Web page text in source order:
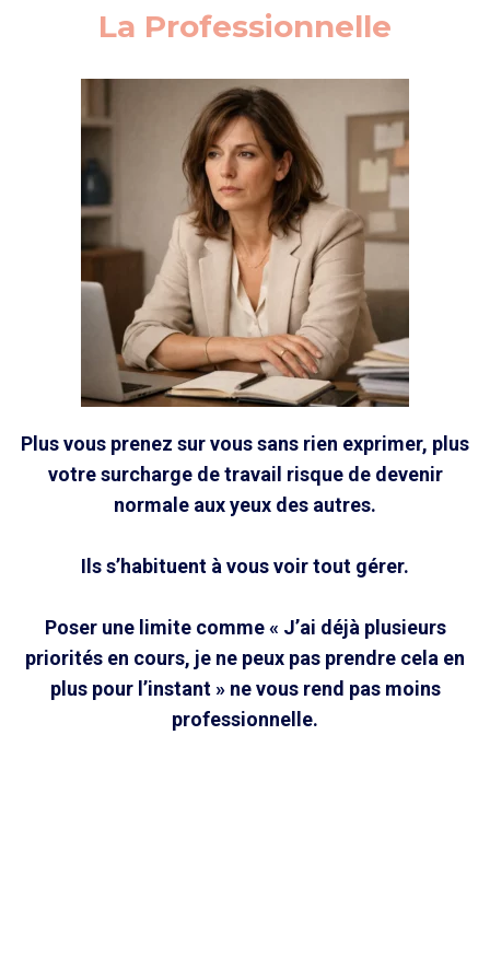
La Professionnelle
Plus vous prenez sur vous sans rien exprimer, plus
votre surcharge de travail risque de devenir
normale aux yeux des autres.
Ils s’habituent à vous voir tout gérer.
Poser une limite comme « J’ai déjà plusieurs
priorités en cours, je ne peux pas prendre cela en
plus pour l’instant » ne vous rend pas moins
professionnelle.